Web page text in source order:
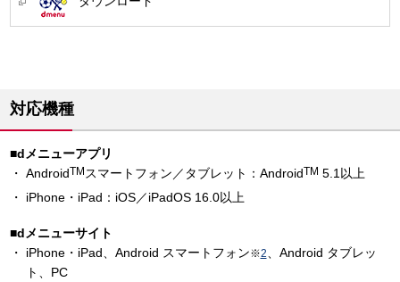
対応機種
■dメニューアプリ
AndroidTM スマートフォン／タブレット：AndroidTM 5.1以上
iPhone・iPad：iOS／iPadOS 16.0以上
■dメニューサイト
iPhone・iPad、Android スマートフォン※2、Android タブレッ
ト、PC